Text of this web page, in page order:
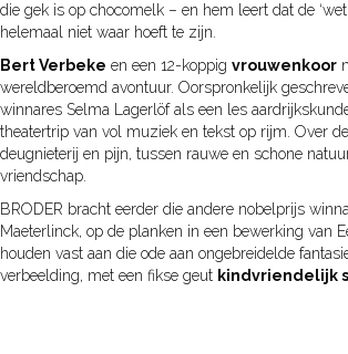
die gek is op chocomelk – en hem leert dat de ‘wet
helemaal niet waar hoeft te zijn.
Bert Verbeke en een 12-koppig vrouwenkoor
wereldberoemd avontuur. Oorspronkelijk
winnares Selma Lagerlöf als een les
theatertrip van vol muziek en tekst op rijm. Over
deugnieterij en pijn, tussen rauwe en schone
vriendschap.
BRODER bracht eerder die andere nobelprijs
Maeterlinck, op de planken in een bewerking van
houden vast aan die ode aan ongebreidelde
verbeelding, met een fikse geut kindvriendelijk